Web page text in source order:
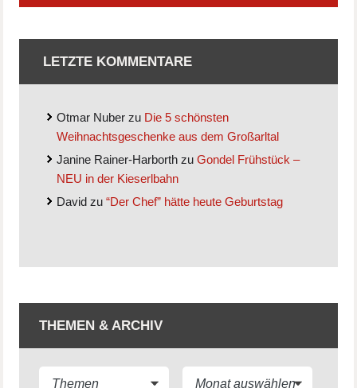
LETZTE KOMMENTARE
Otmar Nuber zu Die 5 schönsten
Weihnachtsgeschenke aus dem Großarltal
Janine Rainer-Harborth zuGondel Frühstück –
NEU in der Kieserlbahn
David zu“Der Chef” hätte heute Geburtstag
THEMEN & ARCHIV